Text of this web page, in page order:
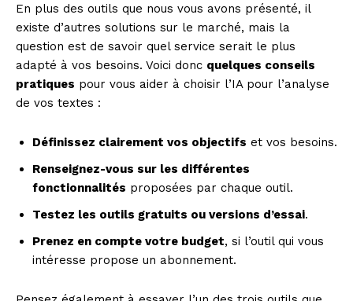
En plus des outils que nous vous avons présenté, il
existe d’autres solutions sur le marché, mais la
question est de savoir quel service serait le plus
adapté à vos besoins. Voici donc quelques conseils
pratiques pour vous aider à choisir l’IA pour l’analyse
de vos textes :
Définissez clairement vos objectifs et vos besoins.
Renseignez-vous sur les différentes
fonctionnalités proposées par chaque outil.
Testez les outils gratuits ou versions d’essai.
Prenez en compte votre budget, si l’outil qui vous
intéresse propose un abonnement.